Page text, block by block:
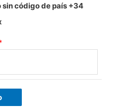
código de país +34